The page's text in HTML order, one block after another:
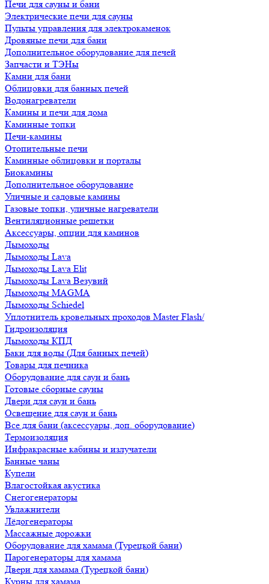
Печи для сауны и бани
Электрические печи для сауны
Пульты управления для электрокаменок
Дровяные печи для бани
Дополнительное оборудование для печей
Запчасти и ТЭНы
Камни для бани
Облицовки для банных печей
Водонагреватели
Камины и печи для дома
Каминные топки
Печи-камины
Отопительные печи
Каминные облицовки и порталы
Биокамины
Дополнительное оборудование
Уличные и садовые камины
Газовые топки, уличные нагреватели
Вентиляционные решетки
Аксессуары, опции для каминов
Дымоходы
Дымоходы Lava
Дымоходы Lava Elit
Дымоходы Lava Везувий
Дымоходы MAGMA
Дымоходы Schiedel
Уплотнитель кровельных проходов Master Flash/
Гидроизоляция
Дымоходы КПД
Баки для воды (Для банных печей)
Товары для печника
Оборудование для саун и бань
Готовые сборные сауны
Двери для саун и бань
Освещение для саун и бань
Все для бани (аксессуары, доп. оборудование)
Термоизоляция
Инфракрасные кабины и излучатели
Банные чаны
Купели
Влагостойкая акустика
Снегогенераторы
Увлажнители
Лёдогенераторы
Массажные дорожки
Оборудование для хамама (Турецкой бани)
Парогенераторы для хамама
Двери для хамама (Турецкой бани)
Курны для хамама